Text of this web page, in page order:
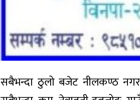
सबैभन्दा ठुलो बजेट नीलकण्ठ